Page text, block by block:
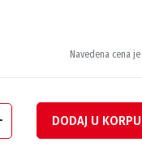
Navedena cena
DODAJ U KORPU